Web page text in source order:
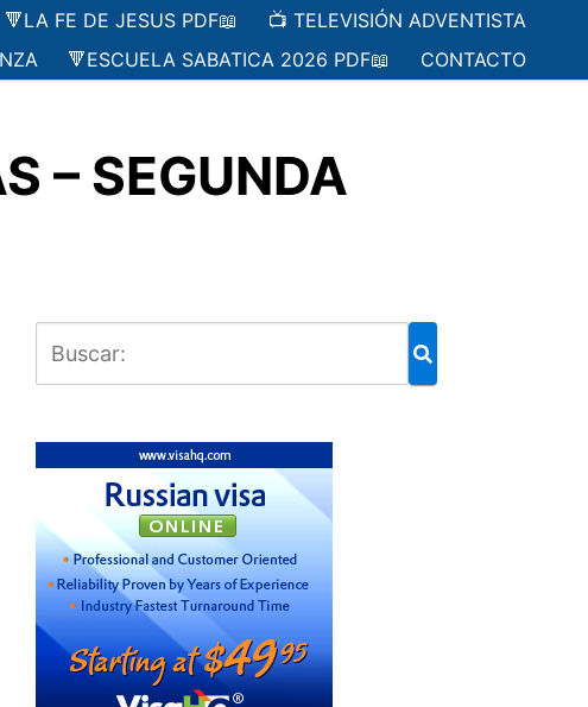
🔻LA FE DE JESUS PDF📖
📺 TELEVISIÓN ADVENTISTA
🔻ESCUELA SABATICA 2026 PDF📖 CONTACTO
– SEGUNDA